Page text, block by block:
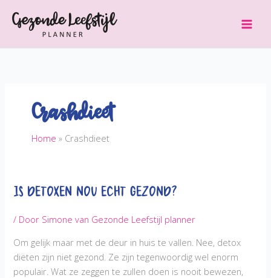
naar
inhoud
Crashdieet
Home Crashdieet
Is Detoxen nou echt gezond?
/ Door Simone van Gezonde Leefstijl planner
Om gelijk maar met de deur in huis te vallen. Nee, detox
diëten zijn niet gezond. Ze zijn tegenwoordig wel enorm
populair. Wat ze zeggen te zullen doen is nooit bewezen,